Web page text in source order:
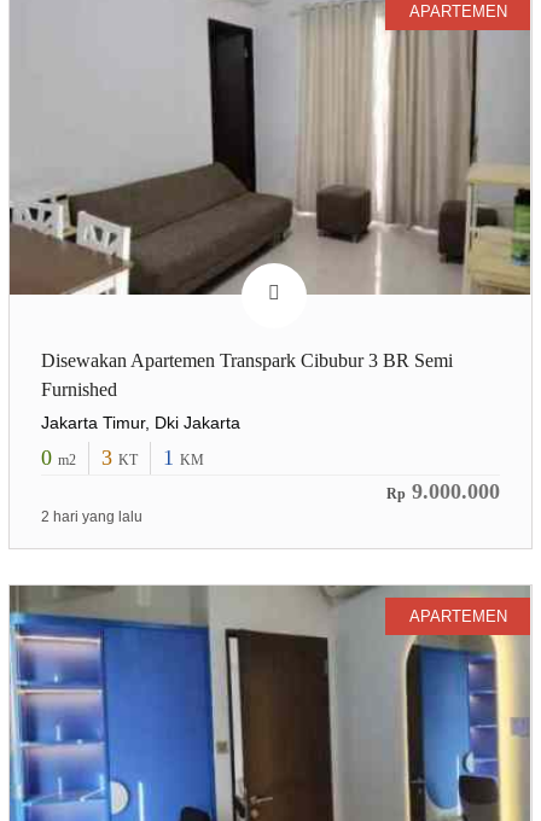
APARTEMEN
Disewakan Apartemen Transpark Cibubur 3 BR Semi
Furnished
Jakarta Timur, Dki Jakarta
0 m2 3 KT 1 KM
Rp 9.000.000
2 hari yang lalu
APARTEMEN